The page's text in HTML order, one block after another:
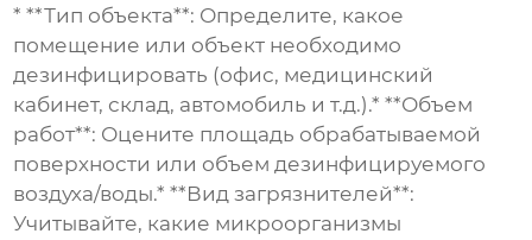
* **Тип объекта**: Определите, какое
помещение или объект необходимо
дезинфицировать (офис, медицинский
кабинет, склад, автомобиль и т.д.).* **Объем
работ**: Оцените площадь обрабатываемой
поверхности или объем дезинфицируемого
воздуха/воды.* **Вид загрязнителей**:
Учитывайте, какие микроорганизмы